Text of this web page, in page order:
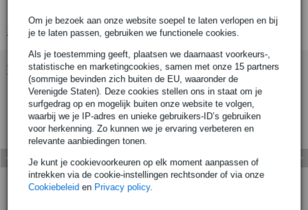
Om je bezoek aan onze website soepel te laten verlopen en bij
je te laten passen, gebruiken we functionele cookies.
Als je toestemming geeft, plaatsen we daarnaast voorkeurs-,
statistische en marketingcookies, samen met onze 15 partners
(sommige bevinden zich buiten de EU, waaronder de
Verenigde Staten). Deze cookies stellen ons in staat om je
surfgedrag op en mogelijk buiten onze website te volgen,
waarbij we je IP-adres en unieke gebruikers-ID’s gebruiken
voor herkenning. Zo kunnen we je ervaring verbeteren en
relevante aanbiedingen tonen.
Je kunt je cookievoorkeuren op elk moment aanpassen of
intrekken via de cookie-instellingen rechtsonder of via onze
Cookiebeleid en Privacy policy.
Bekijk alle productspecificaties
Bekijk ook eens (3)